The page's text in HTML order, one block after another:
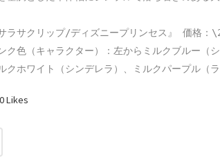
サラサクリップ/ディズニープリンセス』 価格：
ク色（キャラクター）：左からミルクブルー（
クホワイト（シンデレラ）、ミルクパープル（
0Likes